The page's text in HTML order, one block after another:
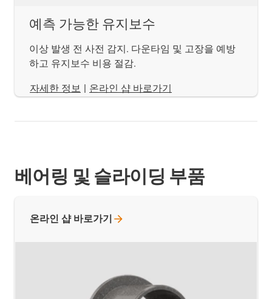
예측 가능한 유지보수
이상 발생 전 사전 감지. 다운타임 및 고장을 예방
하고 유지보수 비용 절감.
​​​​​​​자세한 정보 | 온라인 샵 바로가기
베어링 및 슬라이딩 부품
온라인 샵 바로가기